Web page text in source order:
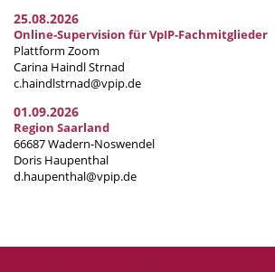
25.08.2026
Online-Supervision für VpIP-Fachmitglieder
Plattform Zoom
Carina Haindl Strnad
c.haindlstrnad@vpip.de
01.09.2026
Region Saarland
66687 Wadern-Noswendel
Doris Haupenthal
d.haupenthal@vpip.de